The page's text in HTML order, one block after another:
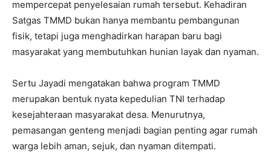
mempercepat penyelesaian rumah tersebut. Kehadiran
Satgas TMMD bukan hanya membantu pembangunan
fisik, tetapi juga menghadirkan harapan baru bagi
masyarakat yang membutuhkan hunian layak dan nyaman.
Sertu Jayadi mengatakan bahwa program TMMD
merupakan bentuk nyata kepedulian TNI terhadap
kesejahteraan masyarakat desa. Menurutnya,
pemasangan genteng menjadi bagian penting agar rumah
warga lebih aman, sejuk, dan nyaman ditempati.